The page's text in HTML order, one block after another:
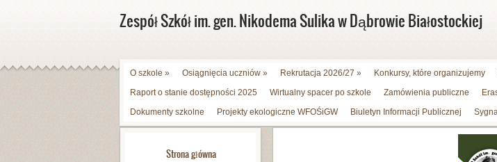
Zespół Szkół im. gen. Nikodema Sulika w Dąbrowie Białostockiej
O szkole » Osiągnięcia uczniów » Rekrutacja 2026/27 » Konkursy, które organizujemy
Raport o stanie dostępności 2025
Wirtualny spacer po szkole Zamówienia publiczne
Dokumenty szkolne
Projekty ekologiczne WFOŚiGW Biuletyn Informacji Publicznej
Strona główna